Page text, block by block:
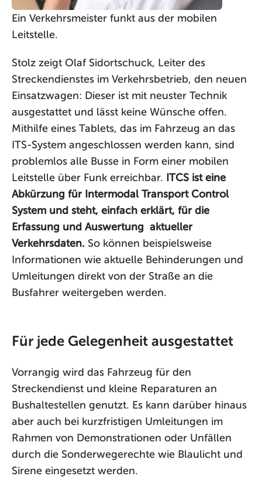
Ein Verkehrsmeister funkt aus der mobilen
Leitstelle.
Stolz zeigt Olaf Sidortschuck, Leiter des
Streckendienstes im Verkehrsbetrieb, den neuen
Einsatzwagen: Dieser ist mit neuster Technik
ausgestattet und lässt keine Wünsche offen.
Mithilfe eines Tablets, das im Fahrzeug an das
ITS-System angeschlossen werden kann, sind
problemlos alle Busse in Form einer mobilen
Leitstelle über Funk erreichbar. ITCS ist eine
Abkürzung für Intermodal Transport Control
System und steht, einfach erklärt, für die
Erfassung und Auswertung aktueller
Verkehrsdaten. So können beispielsweise
Informationen wie aktuelle Behinderungen und
Umleitungen direkt von der Straße an die
Busfahrer weitergeben werden.
Für jede Gelegenheit ausgestattet
Vorrangig wird das Fahrzeug für den
Streckendienst und kleine Reparaturen an
Bushaltestellen genutzt. Es kann darüber hinaus
aber auch bei kurzfristigen Umleitungen im
Rahmen von Demonstrationen oder Unfällen
durch die Sonderwegerechte wie Blaulicht und
Sirene eingesetzt werden.